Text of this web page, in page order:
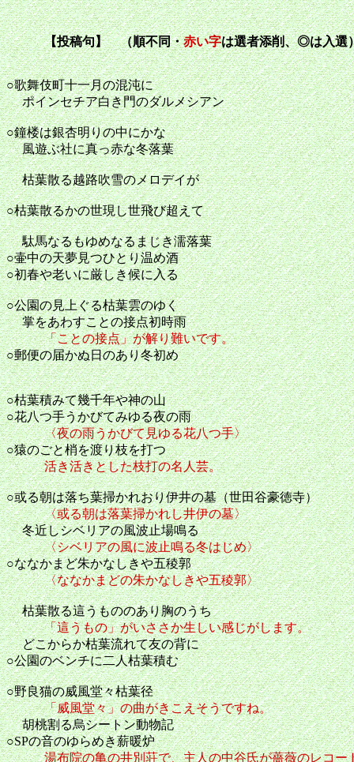
【投稿句】 （順不同・赤い字は選者添削、◎は入選
○歌舞伎町十一月の混沌
ポインセチア白き門のダルメシアン
○鐘楼は銀杏明りの中にか
風遊ぶ社に真っ赤な冬落葉
枯葉散る越路吹雪のメロデイ
○枯葉散るかの世現し世飛び超えて
駄馬なるもゆめなるまじき濡落
○壷中の天夢見つひとり温め酒
○初春や老いに厳しき候に入る
○公園の見上ぐる枯葉雲のゆ
掌をあわすことの接点初時雨
「ことの接点」が解り難いです。
○郵便の届かぬ日のあり冬初め
○枯葉積みて幾千年や神の
○花八つ手うかびてみゆる夜の雨
〈夜の雨うかびて見ゆる花八つ手〉
○猿のごと梢を渡り枝を打つ
活き活きとした枝打の名人芸。
○或る朝は落ち葉掃かれおり伊井の墓（世田谷豪徳寺）
〈或る朝は落葉掃かれし井伊の墓〉
冬近しシベリアの風波止場鳴る
〈シベリアの風に波止鳴る冬はじめ〉
○ななかまど朱かなしきや五稜郭
〈ななかまどの朱かなしきや五稜郭〉
枯葉散る這うもののあり胸のう
「這うもの」がいささか生しい感じがします。
どこからか枯葉流れて友の背に
○公園のベンチに二人枯葉積む
○野良猫の威風堂々枯葉
「威風堂々」の曲がきこえそうですね。
胡桃割る烏シートン動物記
○SPの音のゆらめき薪暖炉
湯布院の亀の井別荘で、主人の中谷氏が薔薇のレコー